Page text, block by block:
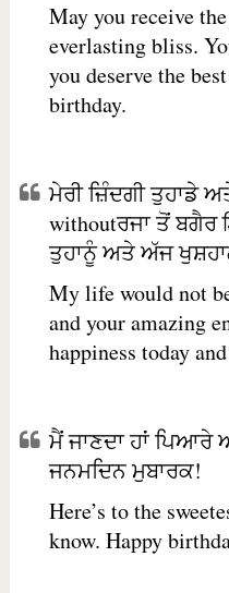
May you receive
everlasting bliss.
you deserve the
birthday.
ਮੇਰੀ ਜ਼ਿੰਦਗੀ ਤੁਹਾਡੇ
withoutਰਜਾ ਤੋਂ ਬਗੈਰ
ਤੁਹਾਨੂੰ ਅਤੇ ਅੱਜ
My life would not
and your amazing
happiness today
ਮੈਂ ਜਾਣਦਾ ਹਾਂ
ਜਨਮਦਿਨ ਮੁਬਾਰਕ!
Here’s to the
know. Happy